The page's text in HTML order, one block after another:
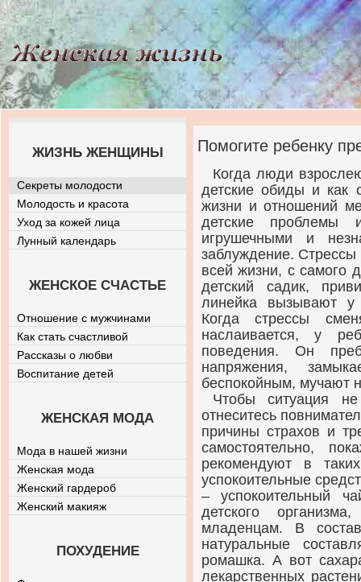
Помогите ребенку
Когда люди
детские обиды и как
жизни и отношений
детские проблемы
игрушечными и
заблуждение.
всей жизни, с самого
детский садик,
линейка вызывают у
Когда стрессы
наслаивается, у
поведения. Он
напряжения,
беспокойным, мучают
Чтобы ситуация
отнеситесь
причины страхов и
самостоятельно,
рекомендуют в
успокоительные
– успокоительный
детского
младенцам. В
натуральные
ромашка. А вот
лекарственных
ЖИЗНЬ ЖЕНЩИНЫ
Секреты молодости
Молодость и красота
Уход за кожей лица
Лунный календарь
ЖЕНСКОЕ СЧАСТЬЕ
Отношение с мужчинами
Как стать счастливой
Рассказы о любви
Воспитание детей
ЖЕНСКАЯ МОДА
Мода в нашей жизни
Женская мода
Женский гардероб
Женский макияж
ПОХУДЕНИЕ